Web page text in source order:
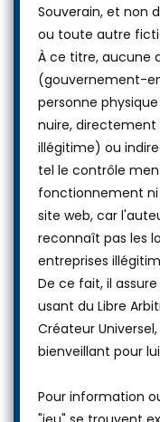
Souverain, et non
ou toute autre
À ce titre, aucune
(gouvernement-
personne
nuire, directement
illégitime) ou
tel le contrôle
fonctionnement
site web, car
reconnaît pas les
entreprises
De ce fait, il
usant du Libre
Créateur
bienveillant pour
Pour information